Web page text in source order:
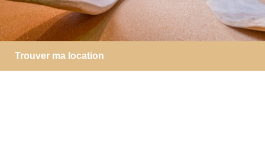
Trouver ma location